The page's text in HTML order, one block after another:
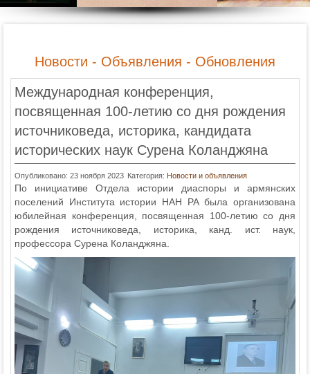
Новости - Объявления - Обновления
Международная конференция,
посвященная 100-летию со дня рождения
источниковеда, историка, кандидата
исторических наук Сурена Коланджяна
Опубликовано: 23 ноября 2023 Категория: Новости и объявления
По инициативе Отдела истории диаспоры и армянских
поселений Института истории НАН РА была организована
юбилейная конференция, посвященная 100-летию со дня
рождения источниковеда, историка, канд. ист. наук,
профессора Сурена Коланджяна.